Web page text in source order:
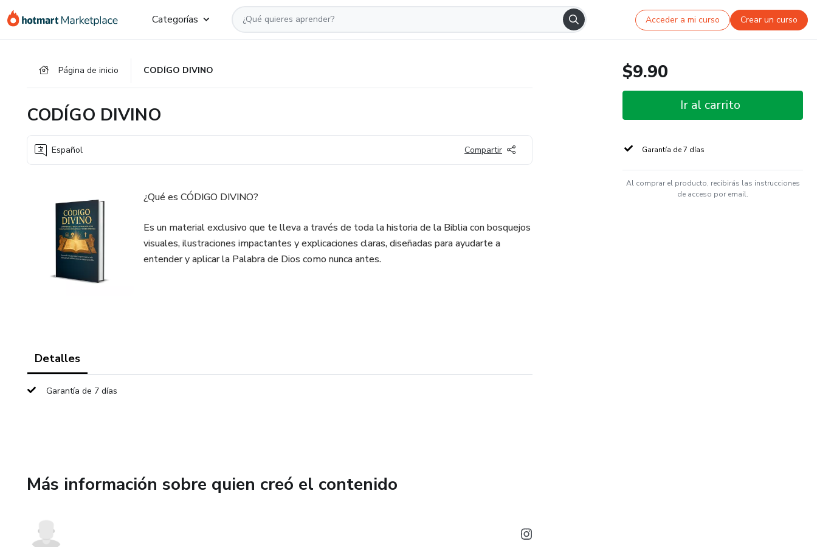
Categorías Acceder a mi curso Crear un curso
Página de inicio CODÍGO DIVINO
CODÍGO DIVINO
Español Compartir
¿Qué es CÓDIGO DIVINO?
Es un material exclusivo que te lleva a través de toda la historia de la Biblia con bosquejos
visuales, ilustraciones impactantes y explicaciones claras, diseñadas para ayudarte a
entender y aplicar la Palabra de Dios como nunca antes.
Detalles
Garantía de 7 días
Más información sobre quien creó el contenido
$9.90
Ir al carrito
Garantía de 7 días
Al comprar el producto, recibirás las instrucciones
de acceso por email.